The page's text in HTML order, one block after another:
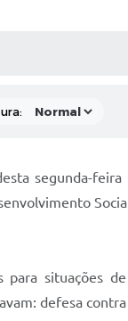
segunda-
situações
defesa